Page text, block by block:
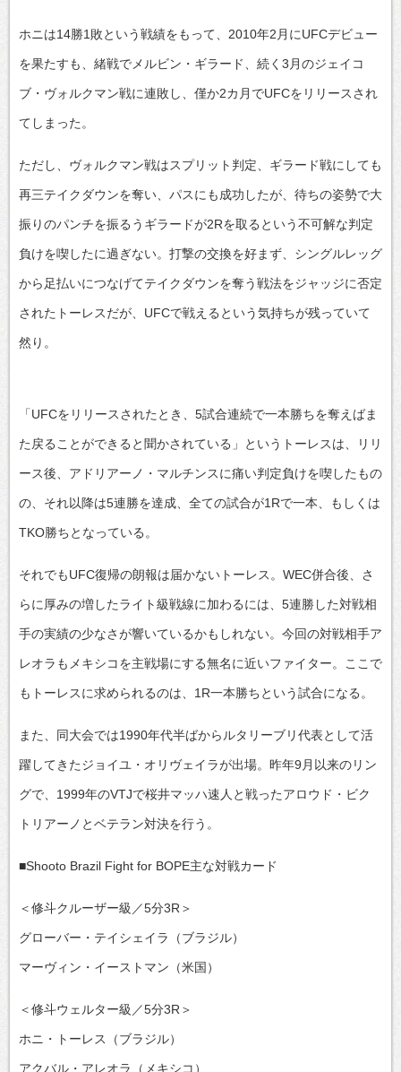
ホニは14勝1敗という戦績をもって、2010年2月にUFCデビュー
を果たすも、緒戦でメルビン・ギラード、続く3月のジェイコ
ブ・ヴォルクマン戦に連敗し、僅か2カ月でUFCをリリースされ
てしまった。
ただし、ヴォルクマン戦はスプリット判定、ギラード戦にしても
再三テイクダウンを奪い、パスにも成功したが、待ちの姿勢で大
振りのパンチを振るうギラードが2Rを取るという不可解な判定
負けを喫したに過ぎない。打撃の交換を好まず、シングルレッグ
から足払いにつなげてテイクダウンを奪う戦法をジャッジに否定
されたトーレスだが、UFCで戦えるという気持ちが残っていて
然り。
「UFCをリリースされたとき、5試合連続で一本勝ちを奪えばま
た戻ることができると聞かされている」というトーレスは、リリ
ース後、アドリアーノ・マルチンスに痛い判定負けを喫したもの
の、それ以降は5連勝を達成、全ての試合が1Rで一本、もしくは
TKO勝ちとなっている。
それでもUFC復帰の朗報は届かないトーレス。WEC併合後、さ
らに厚みの増したライト級戦線に加わるには、5連勝した対戦相
手の実績の少なさが響いているかもしれない。今回の対戦相手ア
レオラもメキシコを主戦場にする無名に近いファイター。ここで
もトーレスに求められるのは、1R一本勝ちという試合になる。
また、同大会では1990年代半ばからルタリーブリ代表として活
躍してきたジョイユ・オリヴェイラが出場。昨年9月以来のリン
グで、1999年のVTJで桜井マッハ速人と戦ったアロウド・ビク
トリアーノとベテラン対決を行う。
■Shooto Brazil Fight for BOPE主な対戦カード
＜修斗クルーザー級／5分3R＞
グローバー・テイシェイラ（ブラジル）
マーヴィン・イーストマン（米国）
＜修斗ウェルター級／5分3R＞
ホニ・トーレス（ブラジル）
アクバル・アレオラ（メキシコ）